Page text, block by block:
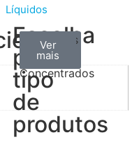
Líquidos
Escolha
por
tipo
de
produtos
Aromas
Concentrados
Ver
todos
Bases
Ver
mais
Accesorios
Ver
mais